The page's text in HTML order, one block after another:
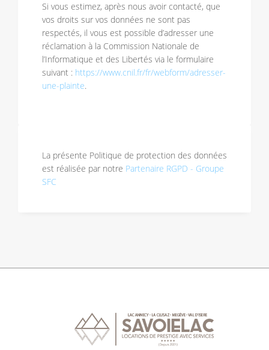
Si vous estimez, après nous avoir contacté, que
vos droits sur vos données ne sont pas
respectés, il vous est possible d’adresser une
réclamation à la Commission Nationale de
l’Informatique et des Libertés via le formulaire
suivant : https://www.cnil.fr/fr/webform/adresser-
une-plainte.
La présente Politique de protection des données
est réalisée par notre Partenaire RGPD - Groupe
SFC